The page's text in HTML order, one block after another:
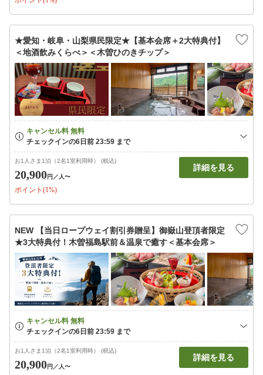
★愛知・岐阜・山梨県民限定★【基本会席＋2大特典付】
＜地酒飲みくらべ＞＜木曽ひのきチップ＞
お1人さま1泊（2名1室利用時） (税込)
20,900円 ／人〜
ポイント(1%)
詳細を見る
NEW 【当日ロープウェイ割引券贈呈】御嶽山登頂者限定
★3大特典付！木曽福島駅前＆温泉で癒す＜基本会席＞
お1人さま1泊（2名1室利用時） (税込)
20,900円 ／人〜
詳細を見る